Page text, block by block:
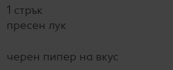
1 стрък
пресен лук
черен пипер на вкус